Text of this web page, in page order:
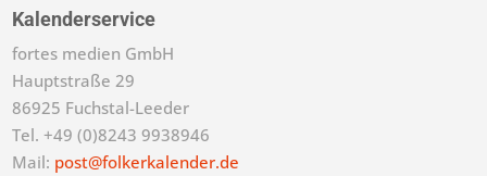
Kalenderservice
fortes medien GmbH
Hauptstraße 29
86925 Fuchstal-Leeder
Tel. +49 (0)8243 9938946
Mail: post@folkerkalender.de